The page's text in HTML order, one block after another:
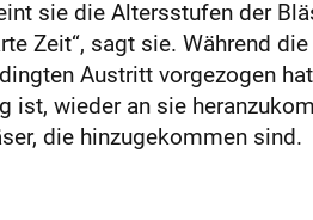
sie die Altersstufen der
Zeit“, sagt sie. Während
Austritt vorgezogen
ist, wieder an sie
die hinzugekommen sind.